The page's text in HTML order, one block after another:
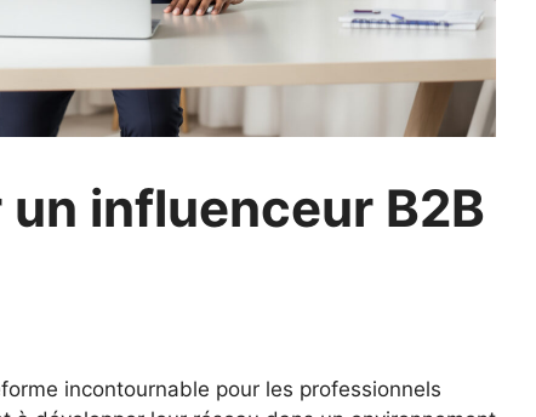
influenceur B2B
incontournable pour les professionnels